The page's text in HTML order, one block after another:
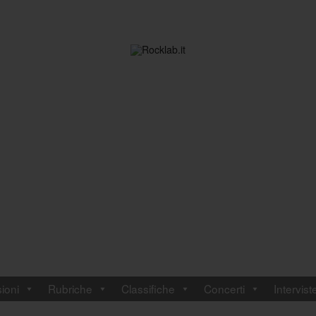
Rubriche Classifiche Concerti